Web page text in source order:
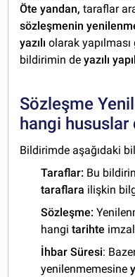
Öte yandan, taraflar
sözleşmenin
yazılı olarak
bildirimin deyazılı
Sözleşme
hangi
Bildirimde aşağıdaki
Taraflar: Bu
taraflara ilişkin
Sözleşme:
hangitarihte
İhbar Süresi:
yenilenmemesine